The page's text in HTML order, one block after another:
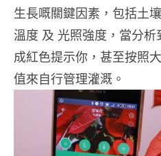
生長嘅關鍵因素，包括土
溫度 及 光照強度，當分
成紅色提示你，甚至按照
值來自行管理灌溉。